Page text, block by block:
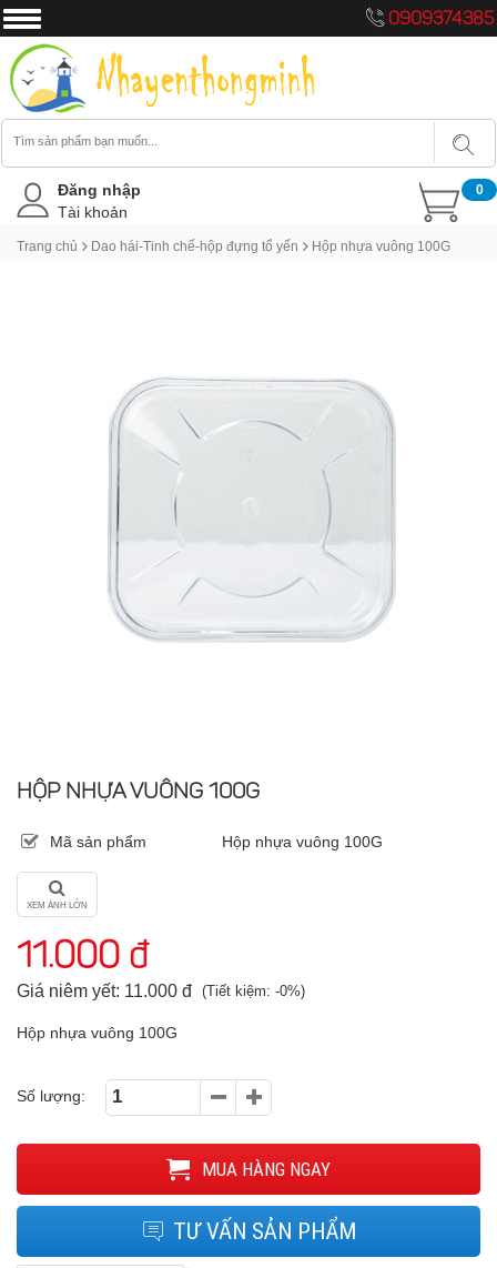
0909374385
0
Đăng nhập
Tài khoản
Trang chủ Dao hái-Tinh chế-hộp đựng tổ yến Hộp nhựa vuông 100G
HỘP NHỰA VUÔNG 100G
Mã sản phẩm Hộp nhựa vuông 100G
XEM ẢNH LỚN
11.000 đ
Giá niêm yết: 11.000 đ (Tiết kiệm: -0%)
Hộp nhựa vuông 100G
Số lượng:
MUA HÀNG NGAY
TƯ VẤN SẢN PHẨM